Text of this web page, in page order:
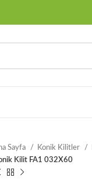
Sayfa Konik Kilitler
Kilit FA1 032X60